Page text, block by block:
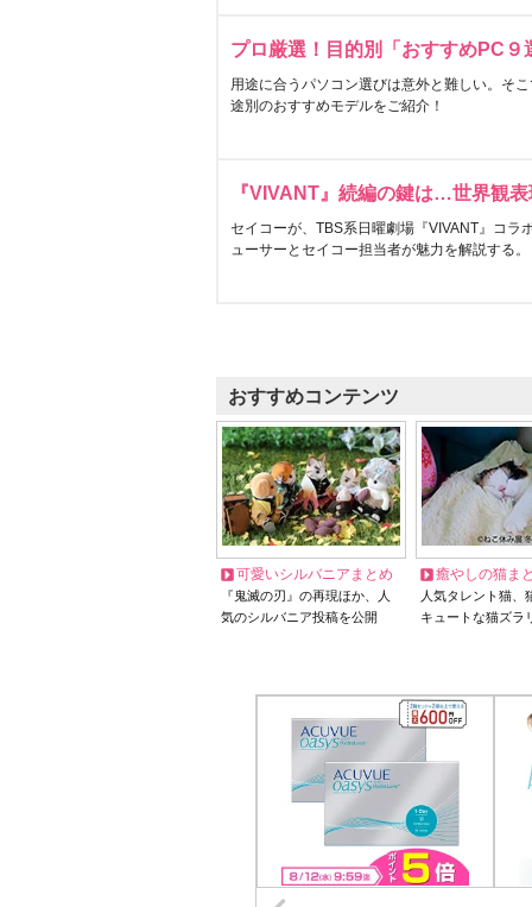
プロ厳選！目的別「おすすめPC９
用途に合うパソコン選びは意外と難しい。そ
途別のおすすめモデルをご紹介！
『VIVANT』続編の鍵は…世界観
セイコーが、TBS系日曜劇場『VIVANT』コラ
ューサーとセイコー担当者が魅力を解説する。
おすすめコンテンツ
可愛いシルバニアまとめ
『鬼滅の刃』の再現ほか、人
気のシルバニア投稿を公開
癒やしの猫ま
人気タレント猫
キュートな猫ズラ